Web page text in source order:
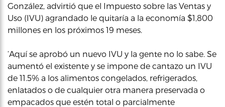
González, advirtió que el Impuesto sobre las Ventas y
Uso (IVU) agrandado le quitaría a la economía $1,800
millones en los próximos 19 meses.
‘Aquí se aprobó un nuevo IVU y la gente no lo sabe. Se
aumentó el existente y se impone de cantazo un IVU
de 11.5% a los alimentos congelados, refrigerados,
enlatados o de cualquier otra manera preservada o
empacados que estén total o parcialmente